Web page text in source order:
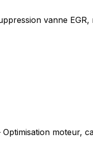
vanne
moteur,